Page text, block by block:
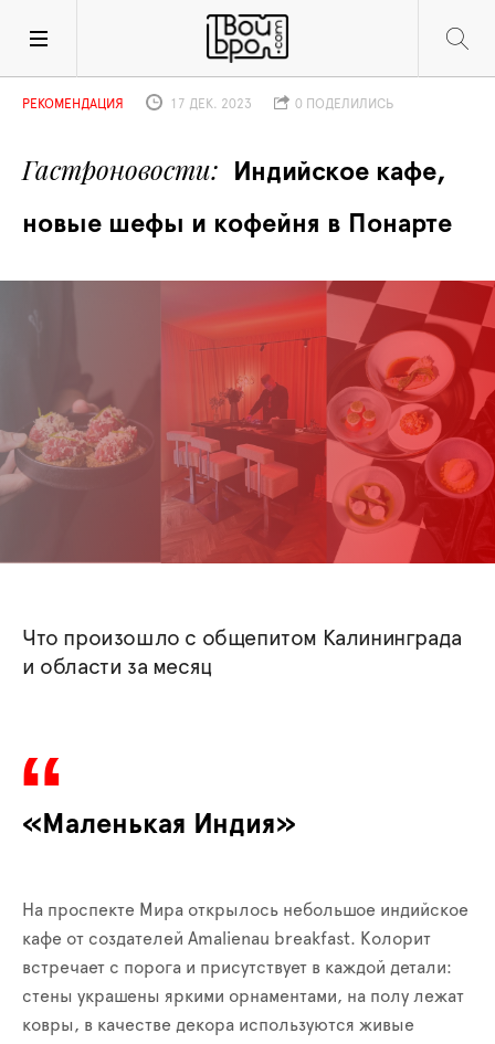
Гастроновости
Индийское кафе,
новые шефы и кофейня в Понарте
РЕКОМЕНДАЦИЯ 17 ДЕК. 2023 0 ПОДЕЛИЛИСЬ
Что произошло с общепитом Калининграда
и области за месяц
«Маленькая Индия»
На проспекте Мира открылось небольшое индийское
кафе от создателей Amalienau breakfast. Колорит
встречает с порога и присутствует в каждой детали:
стены украшены яркими орнаментами, на полу лежат
ковры, в качестве декора используются живые